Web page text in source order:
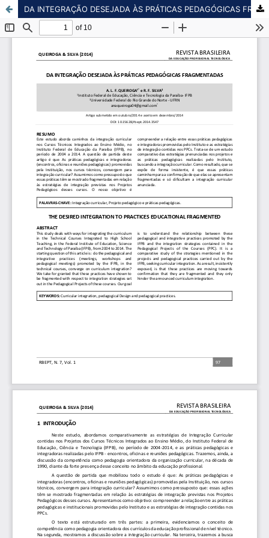
DA INTEGRAÇÃO DESEJADA ÀS PRÁTICAS PEDAGÓGICAS FRAGMENTADAS